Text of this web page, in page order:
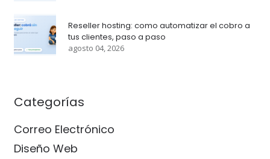
Reseller hosting: como automatizar el cobro a
tus clientes, paso a paso
agosto 04, 2026
Categorías
Correo Electrónico
Diseño Web